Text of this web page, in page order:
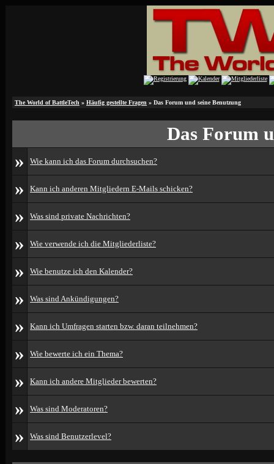
The World of BattleTech » Häufig gestellte Fragen » Das Forum und seine Benutzung
Das Forum
»
Wie kann ich das Forum durchsuchen?
» Kann ich anderen Mitgliedern E-Mails schicken?
» Was sind private Nachrichten?
» Wie verwende ich die Mitgliederliste?
» Wie benutze ich den Kalender?
» Was sind Ankündigungen?
» Kann ich Umfragen starten bzw. daran teilnehmen?
» Wie bewerte ich ein Thema?
» Kann ich andere Mitglieder bewerten?
» Was sind Moderatoren?
» Was sind Benutzerlevel?